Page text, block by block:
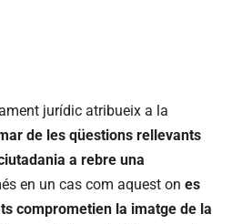
jurídic atribueix a la
de les qüestions rellevants
a rebre una
en un cas com aquest on es
comprometien la imatge de la